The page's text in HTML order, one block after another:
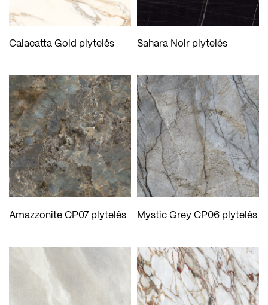
Calacatta Gold plytelės Sahara Noir plytelės
Amazzonite CP07 plytelės Mystic Grey CP06 plytelės